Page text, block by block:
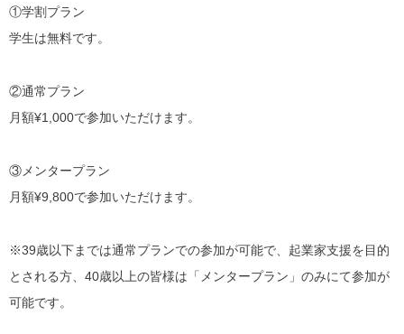
①学割プラン
学生は無料です。
②通常プラン
月額¥1,000で参加いただけます。
③メンタープラン
月額¥9,800で参加いただけます。
※39歳以下までは通常プランでの参加が可能で、起業家支援を目的
とされる方、40歳以上の皆様は「メンタープラン」のみにて参加が
可能です。